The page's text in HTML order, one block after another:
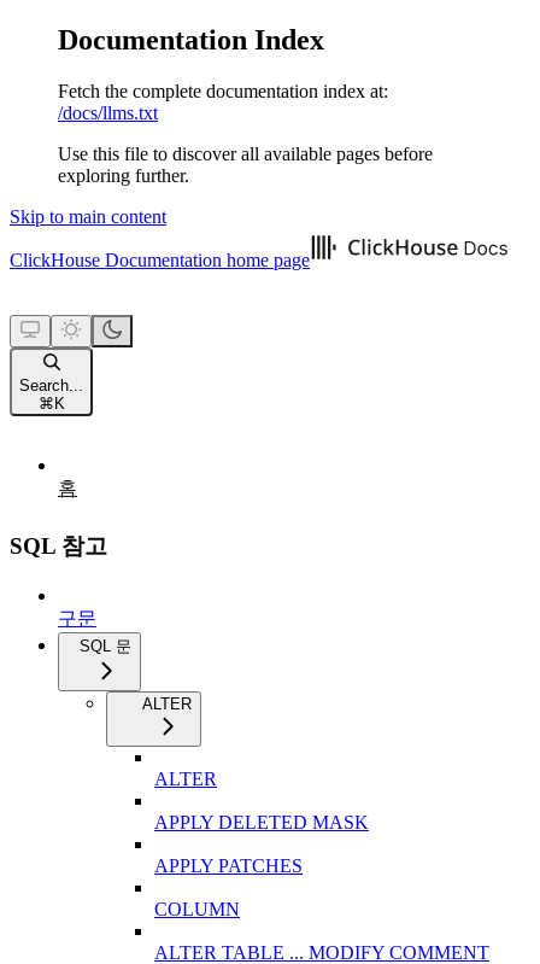
Documentation Index
Fetch the complete documentation index at:
/docs/llms.txt
Use this file to discover all available pages before
exploring further.
Skip to main content
ClickHouse Documentation home page
Search...
⌘ K
홈
SQL 참고
구문
SQL 문
ALTER
ALTER
APPLY DELETED MASK
APPLY PATCHES
COLUMN
ALTER TABLE ... MODIFY COMMENT